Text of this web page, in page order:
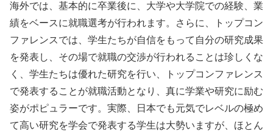
海外では、基本的に卒業後に、大学や大学院での経験、業
績をベースに就職選考が行われます。さらに、トップコン
ファレンスでは、学生たちが自信をもって自分の研究成果
を発表し、その場で就職の交渉が行われることは珍しくな
く、学生たちは優れた研究を行い、トップコンファレンス
で発表することが就職活動となり、真に学業や研究に励む
姿がポピュラーです。実際、日本でも元気でレベルの極め
て高い研究を学会で発表する学生は大勢いますが、ほとん